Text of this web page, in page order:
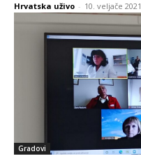
Hrvatska uživo - 10. veljače
Gradovi